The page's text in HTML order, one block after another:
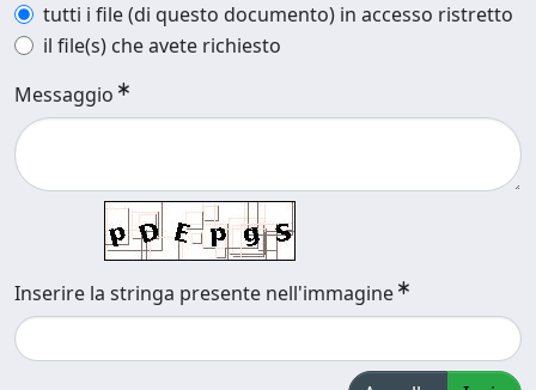
tutti i file (di questo documento) in accesso ristretto
il file(s) che avete richiesto
Messaggio
Inserire la stringa presente nell'immagine